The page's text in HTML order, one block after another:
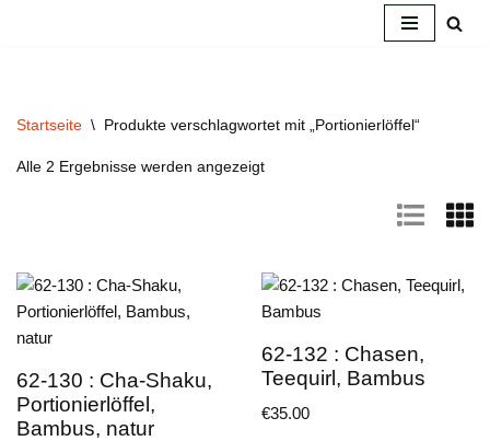
Startseite \ Produkte verschlagwortet mit „Portionierlöffel“
Alle 2 Ergebnisse werden angezeigt
62-130 : Cha-Shaku,
Portionierlöffel,
Bambus, natur
62-132 : Chasen,
Teequirl, Bambus
€35.00